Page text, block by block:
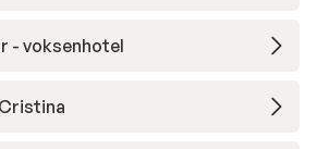
- voksenhotel